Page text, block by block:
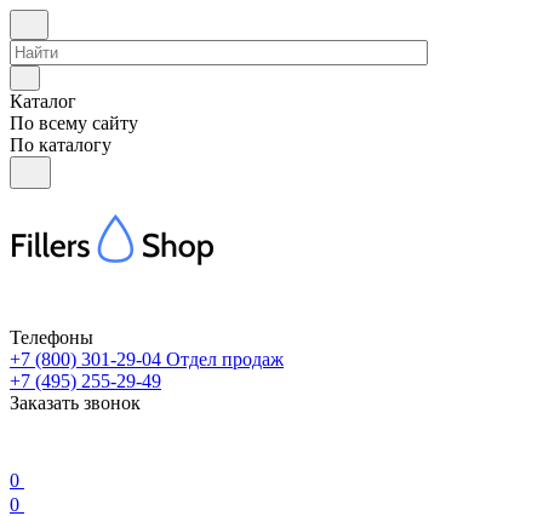
Каталог
По всему сайту
По каталогу
Телефоны
+7 (800) 301-29-04 Отдел продаж
+7 (495) 255-29-49
Заказать звонок
0
0